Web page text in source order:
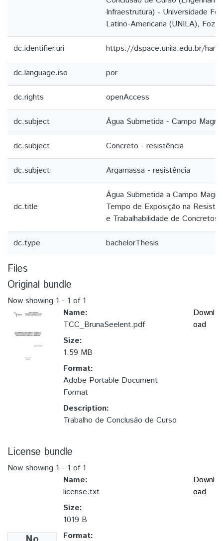
Infraestrutura) - Universidade
Latino-Americana (UNILA), Foz
dc.identifier.uri https://dspace.unila.edu.br/
dc.language.iso por
dc.rights openAccess
dc.subject Água Submetida - Campo
dc.subject Concreto - resistência
dc.subject Argamassa - resistência
dc.title
Água Submetida a Campo
Tempo de Exposição na
e Trabalhabilidade de Concretos
dc.type bachelorThesis
Files
Original bundle
Now showing 1 - 1 of 1
Name:
TCC_BrunaSeelent.pdf
Size:
1.59 MB
Format:
Adobe Portable Document
Format
Description:
Trabalho de Conclusão de Curso
Downl
oad
License bundle
Now showing 1 - 1 of 1
Name:
license.txt
Size:
1019 B
Format:
Downl
oad